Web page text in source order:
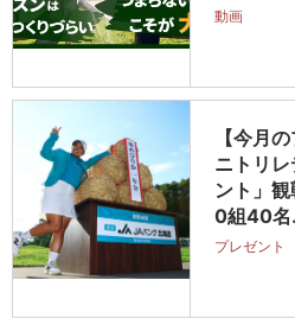
動画
【今月
ニトリ
ント」
0組40
プレゼント